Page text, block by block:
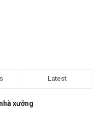
Latest
xưởng